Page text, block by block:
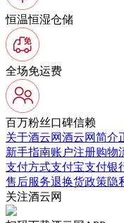
恒温恒湿仓储
全场免运费
百万粉丝口碑信赖
关于酒云网酒云网简介
新手指南账户注册购物
支付方式支付宝支付银
售后服务退换货政策隐
关注酒云网